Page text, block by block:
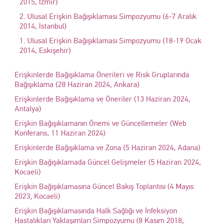
2. Ulusal Erişkin Bağışıklaması Simpozyumu (6-7 Aralık
2014, İstanbul)
1. Ulusal Erişkin Bağışıklaması Simpozyumu (18-19 Ocak
2014, Eskişehir)
Erişkinlerde Bağışıklama Önerileri ve Risk Gruplarında
Bağışıklama (28 Haziran 2024, Ankara)
Erişkinlerde Bağışıklama ve Öneriler (13 Haziran 2024,
Antalya)
Erişkin Bağışıklamanın Önemi ve Güncellemeler (Web
Konferans, 11 Haziran 2024)
Erişkinlerde Bağışıklama ve Zona (5 Haziran 2024, Adana)
Erişkin Bağışıklamada Güncel Gelişmeler (5 Haziran 2024,
Kocaeli)
Erişkin Bağışıklamasına Güncel Bakış Toplantısı (4 Mayıs
2023, Kocaeli)
Erişkin Bağışıklamasında Halk Sağlığı ve İnfeksiyon
Hastalıkları Yaklaşımları Simpozyumu (8 Kasım 2018,